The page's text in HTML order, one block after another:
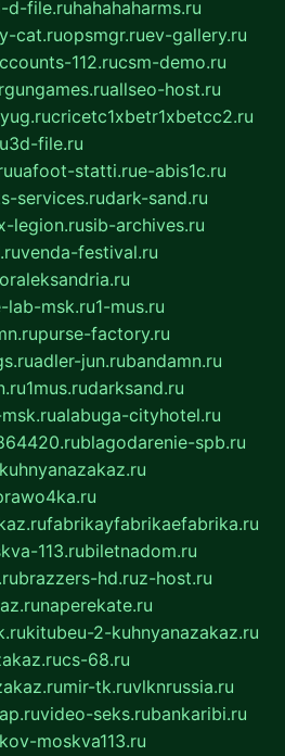
d-file.ruhahahaharms.ru
cat.ruopsmgr.ruev-gallery.ru
112.rucsm-demo.ru
allseo-host.ru
cricetc1xbetr1xbetcc2.ru
3d-file.ru
uafoot-statti.rue-abis1c.ru
services.rudark-sand.ru
legion.rusib-archives.ru
venda-festival.ru
lab-msk.ru1-mus.ru
purse-factory.ru
adler-jun.rubandamn.ru
1mus.rudarksand.ru
alabuga-cityhotel.ru
blagodarenie-spb.ru
fabrikayfabrikaefabrika.ru
113.rubiletnadom.ru
brazzers-hd.ruz-host.ru
naperekate.ru
kitubeu-2-kuhnyanazakaz.ru
cs-68.ru
mir-tk.ruvlknrussia.ru
video-seks.rubankaribi.ru
moskva113.ru